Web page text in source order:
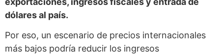
dólares al país.
Por eso, un escenario de precios internacionales
más bajos podría reducir los ingresos